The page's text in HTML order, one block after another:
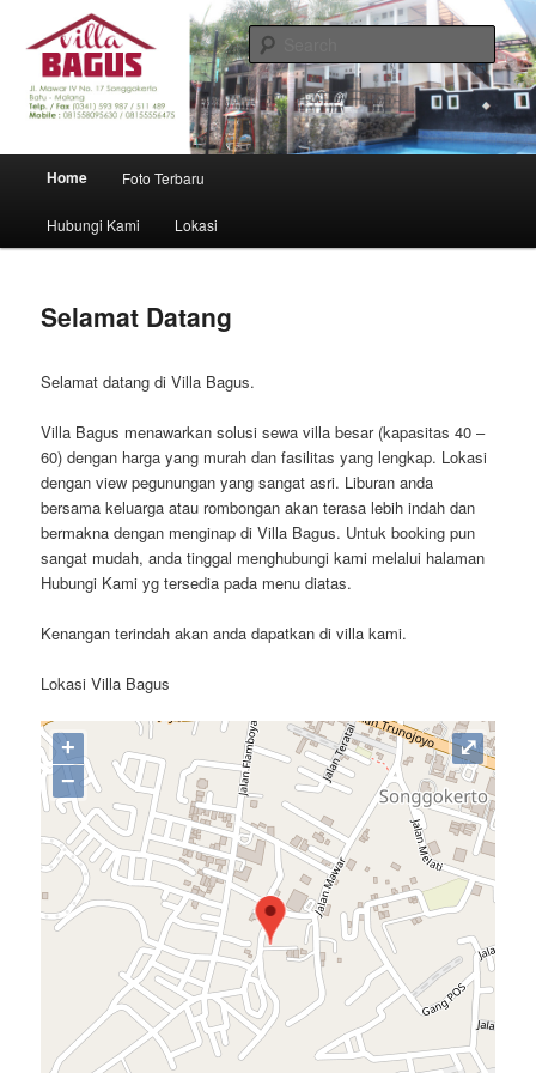
Villa Bagus Batu
Villa Lengkap dan Murah di Batu Malang
Main menu
Skip to primary content
Skip to secondary content
Home Foto Terbaru
Hubungi Kami Lokasi
Selamat Datang
Selamat datang di Villa Bagus.
Villa Bagus menawarkan solusi sewa villa besar (kapasitas 40 –
60) dengan harga yang murah dan fasilitas yang lengkap. Lokasi
dengan view pegunungan yang sangat asri. Liburan anda
bersama keluarga atau rombongan akan terasa lebih indah dan
bermakna dengan menginap di Villa Bagus. Untuk booking pun
sangat mudah, anda tinggal menghubungi kami melalui halaman
Hubungi Kami yg tersedia pada menu diatas.
Kenangan terindah akan anda dapatkan di villa kami.
Lokasi Villa Bagus
+
−
⤢